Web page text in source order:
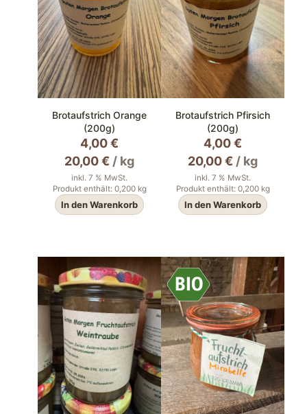
Brotaufstrich Orange
(200g)
4,00€
20,00€ / kg
inkl. 7 % MwSt.
Produkt enthält: 0,200 kg
In den Warenkorb
Brotaufstrich Pfirsich
(200g)
4,00€
20,00€ / kg
inkl. 7 % MwSt.
Produkt enthält: 0,200 kg
In den Warenkorb